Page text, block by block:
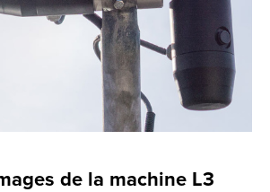
de la machine L3